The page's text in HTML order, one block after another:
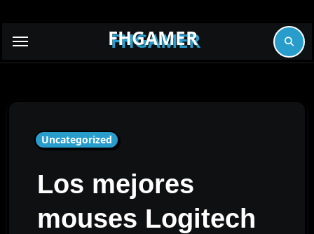
FHGAMER
Uncategorized
Los mejores
mouses Logitech